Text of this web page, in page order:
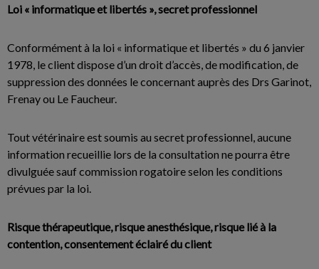
Loi « informatique et libertés », secret professionnel
Conformément à la loi « informatique et libertés » du 6 janvier
1978, le client dispose d’un droit d’accès, de modification, de
suppression des données le concernant auprès des Drs Garinot,
Frenay ou Le Faucheur.
Tout vétérinaire est soumis au secret professionnel, aucune
information recueillie lors de la consultation ne pourra être
divulguée sauf commission rogatoire selon les conditions
prévues par la loi.
Risque thérapeutique, risque anesthésique, risque lié à la
contention, consentement éclairé du client